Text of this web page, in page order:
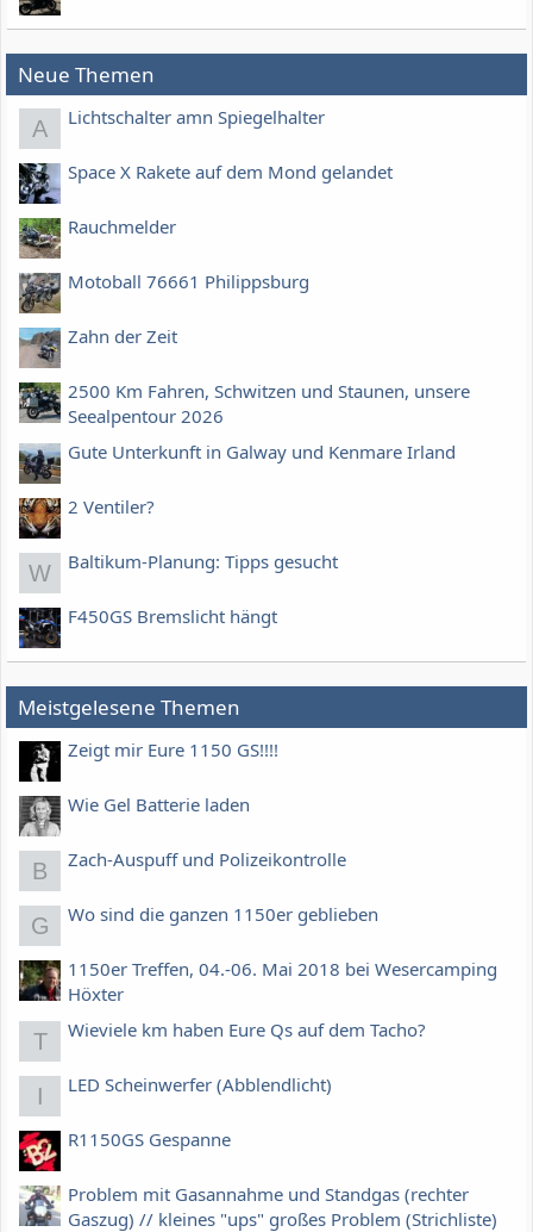
Neue Themen
A Lichtschalter amn Spiegelhalter
Space X Rakete auf dem Mond gelandet
Rauchmelder
Motoball 76661 Philippsburg
Zahn der Zeit
2500 Km Fahren, Schwitzen und Staunen, unsere
Seealpentour 2026
Gute Unterkunft in Galway und Kenmare Irland
2 Ventiler?
W Baltikum-Planung: Tipps gesucht
F450GS Bremslicht hängt
Meistgelesene Themen
Zeigt mir Eure 1150 GS!!!!
Wie Gel Batterie laden
B Zach-Auspuff und Polizeikontrolle
G Wo sind die ganzen 1150er geblieben
1150er Treffen, 04.-06. Mai 2018 bei Wesercamping
Höxter
T Wieviele km haben Eure Qs auf dem Tacho?
I LED Scheinwerfer (Abblendlicht)
R1150GS Gespanne
Problem mit Gasannahme und Standgas (rechter
Gaszug) // kleines "ups" großes Problem (Strichliste)